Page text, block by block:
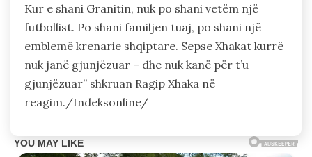
Kur e shani Granitin, nuk po shani vetëm një
futbollist. Po shani familjen tuaj, po shani një
emblemë krenarie shqiptare. Sepse Xhakat kurrë
nuk janë gjunjëzuar – dhe nuk kanë për t’u
gjunjëzuar” shkruan Ragip Xhaka në
reagim./Indeksonline/